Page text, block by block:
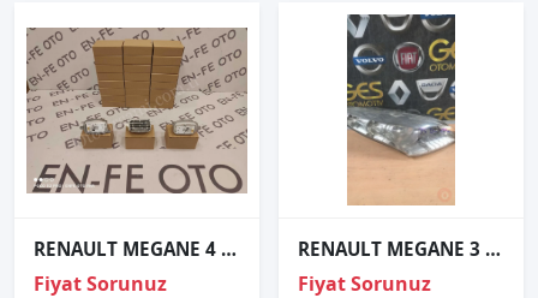
RENAULT MEGANE 4 SOL FAR KÖŞE LED BEYNİ 285753299R SIFIR
Fiyat Sorunuz
RENAULT MEGANE 3 SAĞ FAR ORJİNAL ÇIKMA PARÇA
Fiyat Sorunuz